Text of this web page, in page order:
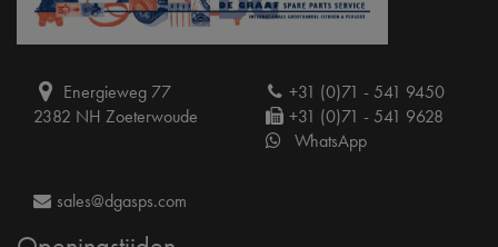
Energieweg 77
2382 NH Zoeterwoude
+31 (0)71 - 541 9450
+31 (0)71 - 541 9628
WhatsApp
sales@dgasps.com